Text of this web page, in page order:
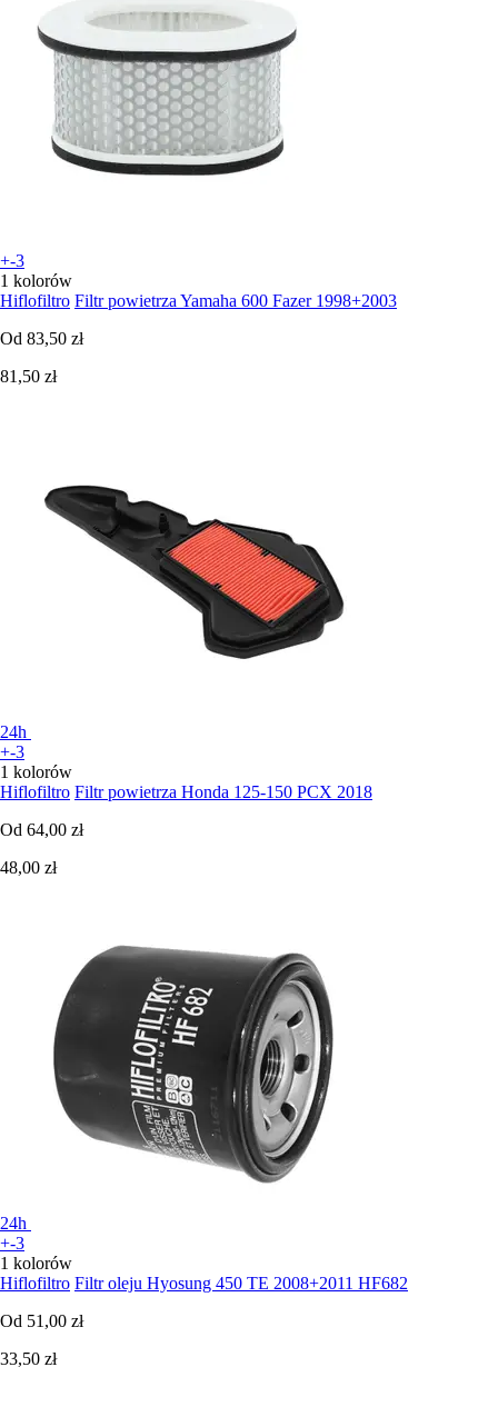
+-3
1 kolorów
Hiflofiltro Filtr powietrza Yamaha 600 Fazer 1998+2003
Od 83,50 zł
81,50 zł
24h
+-3
1 kolorów
Hiflofiltro Filtr powietrza Honda 125-150 PCX 2018
Od 64,00 zł
48,00 zł
24h
+-3
1 kolorów
Hiflofiltro Filtr oleju Hyosung 450 TE 2008+2011 HF682
Od 51,00 zł
33,50 zł